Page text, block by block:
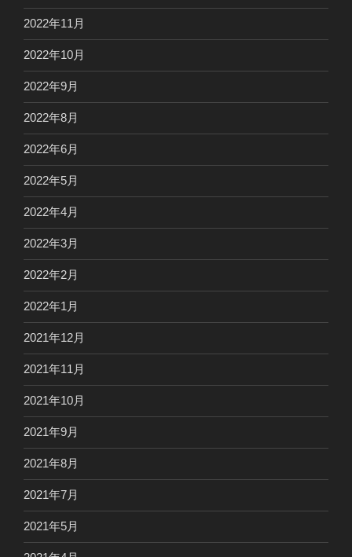
2022年11月
2022年10月
2022年9月
2022年8月
2022年6月
2022年5月
2022年4月
2022年3月
2022年2月
2022年1月
2021年12月
2021年11月
2021年10月
2021年9月
2021年8月
2021年7月
2021年5月